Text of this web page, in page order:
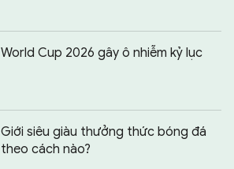
World Cup 2026 gây ô nhiễm kỷ lục
Giới siêu giàu thưởng thức bóng đá
theo cách nào?